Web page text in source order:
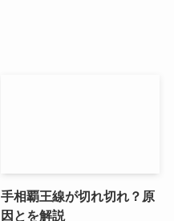
手相覇王線が切れ切れ？原
因とを解説